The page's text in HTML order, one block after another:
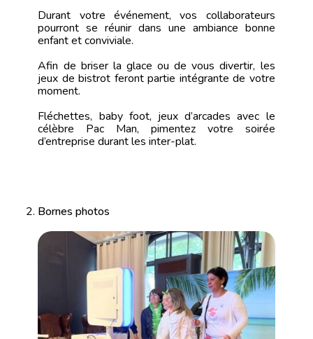
Durant votre événement, vos collaborateurs
pourront se réunir dans une ambiance bonne
enfant et conviviale.
Afin de briser la glace ou de vous divertir, les
jeux de bistrot feront partie intégrante de votre
moment.
Fléchettes, baby foot, jeux d’arcades avec le
célèbre Pac Man, pimentez votre soirée
d’entreprise durant les inter-plat.
Bornes photos